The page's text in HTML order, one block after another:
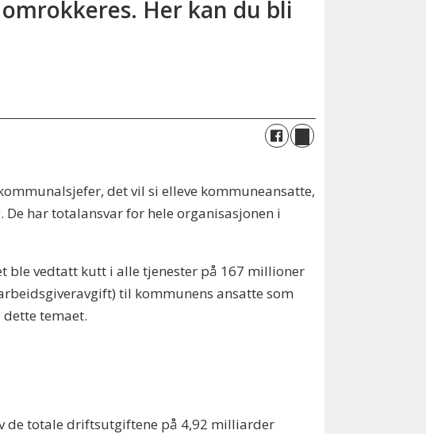
Her kan du bli
det vil si elleve kommuneansatte,
har totalansvar for hele organisasjonen i
ble vedtatt kutt i alle tjenester på 167 millioner
til kommunens ansatte som
temaet.
de totale driftsutgiftene på 4,92 milliarder